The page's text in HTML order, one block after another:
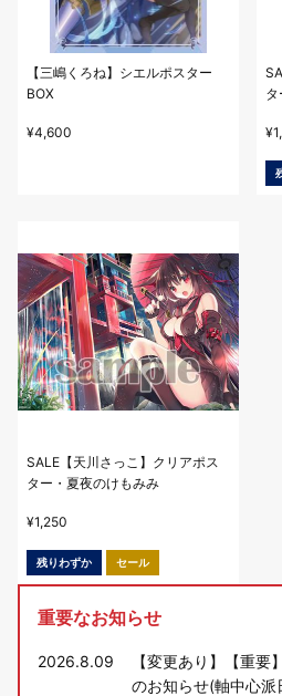
【三嶋くろね】シエルポスター
BOX
¥4,600 ¥
SALE【天川さっこ】クリアポス
ター・夏夜のけもみみ
¥1,250
残りわずか セール
重要なお知らせ
2026.8.09
【変更あり】【重
のお知らせ(軸中心派